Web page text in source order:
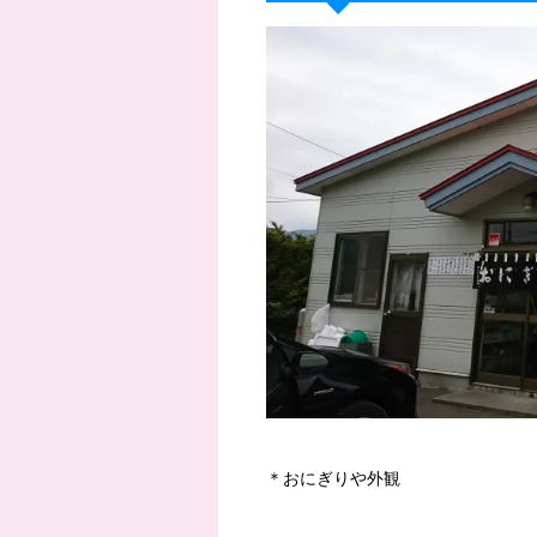
＊おにぎりや外観